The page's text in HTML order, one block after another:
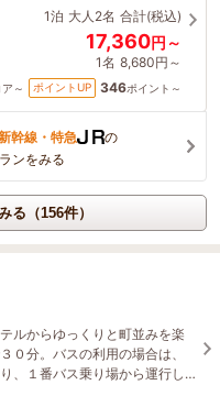
1泊 大人2名 合計(税込)
17,360円～
1名 8,680円～
～ ポイントUP 346ポイント～
幹線・特急
の
ンをみる
る（156件）
ルからゆっくりと町並みを楽
０分。バスの利用の場合は、
、１番バス乗り場から運行し